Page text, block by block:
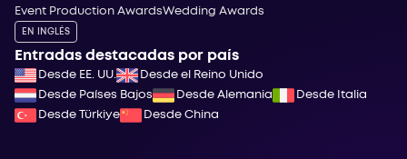
Event Production AwardsWedding Awards
EN INGLÉS
Entradas destacadas por país
Desde EE. UU.
Desde el Reino Unido
Desde Países Bajos
Desde Alemania
Desde Italia
Desde Türkiye
Desde China